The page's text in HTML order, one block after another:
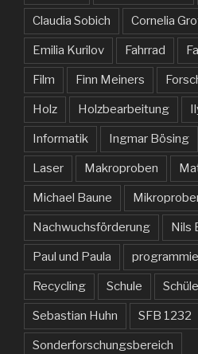
Claudia Sobich Cornelia
Emilia Kurilov Fahrrad
Film Finn Meiners
Holz Holzbearbeitung
Informatik Ingmar Bösing
Laser Makroproben
Michael Baune
Nachwuchsförderung Nils
Paul und Paula
Recycling Schule
Sebastian Huhn SFB 1232
Sonderforschungsbereich